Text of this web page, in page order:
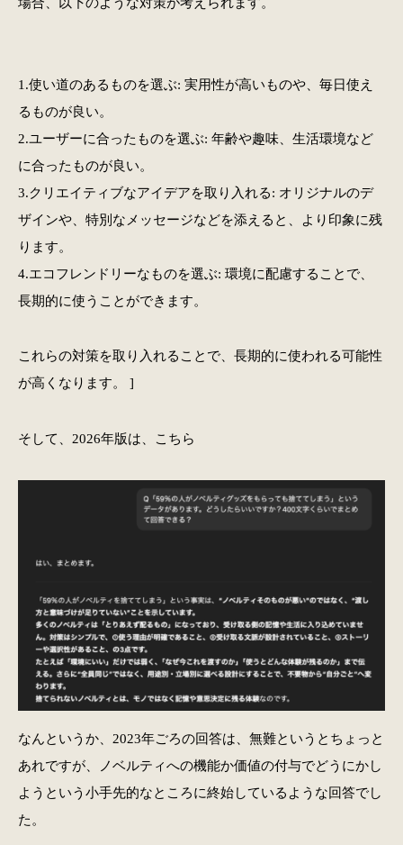
1.使い道のあるものを選ぶ: 実用性が高いものや、毎日使え
るものが良い。
2.ユーザーに合ったものを選ぶ: 年齢や趣味、生活環境など
に合ったものが良い。
3.クリエイティブなアイデアを取り入れる: オリジナルのデ
ザインや、特別なメッセージなどを添えると、より印象に残
ります。
4.エコフレンドリーなものを選ぶ: 環境に配慮することで、
長期的に使うことができます。
これらの対策を取り入れることで、長期的に使われる可能性
が高くなります。 ]
そして、2026年版は、こちら
なんというか、2023年ごろの回答は、無難というとちょっと
あれですが、ノベルティへの機能か価値の付与でどうにかし
ようという小手先的なところに終始しているような回答でし
た。